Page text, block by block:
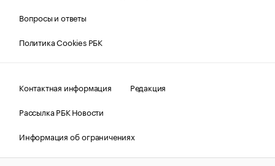
Вопросы и ответы
Политика Cookies РБК
Контактная информация
Редакция
Рассылка РБК Новости
Информация об ограничениях
Правовая информация
О соблюдении авторских прав